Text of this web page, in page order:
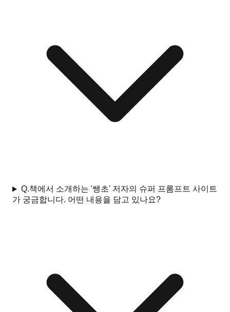
Q.책에서 소개하는 '쌩초' 저자의 슈퍼 프롬프트 사이트
가 궁금합니다. 어떤 내용을 담고 있나요?